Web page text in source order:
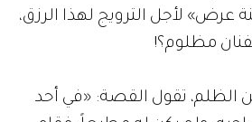
عرض» لأجل الترويج لهذا الرزق،
مظلوم؟!
الظلم، تقول القصة: «في أحد